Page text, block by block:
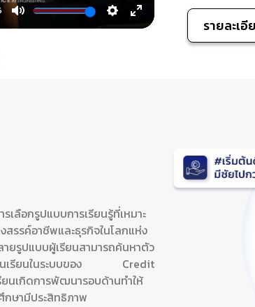
Mute Settings
Enter
fullscreen
รายละเ
เลือกรูปแบบการเรียนรู้ที่เหมาะ
สรรค์อาชีพและธุรกิจในโลกแห่ง
ยรูปแบบผู้เรียนสามารถค้นหาตัว
บียนเรียนในระบบของ Credit
ยนเกิดการพัฒนารอบด้านทำให้
กษามีประสิทธิภาพ